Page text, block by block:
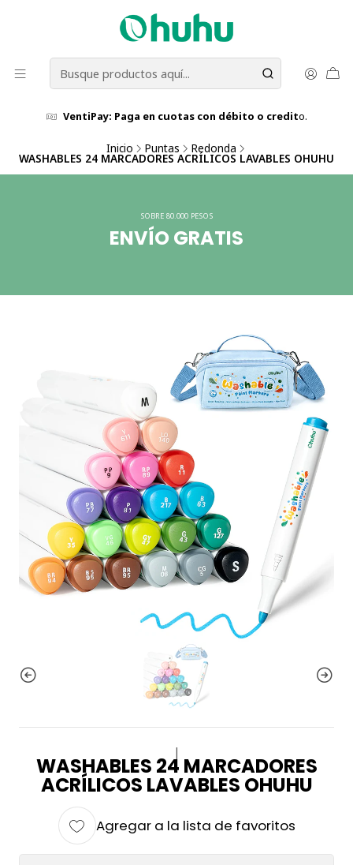
VentiPay: Paga en cuotas con débito o credito.
Inicio Puntas Redonda
WASHABLES 24 MARCADORES ACRÍLICOS LAVABLES OHUHU
SOBRE 80.000 PESOS
ENVÍO GRATIS
|
WASHABLES 24 MARCADORES
ACRÍLICOS LAVABLES OHUHU
Agregar a la lista de favoritos